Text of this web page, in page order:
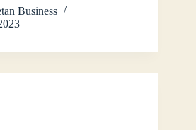
Business